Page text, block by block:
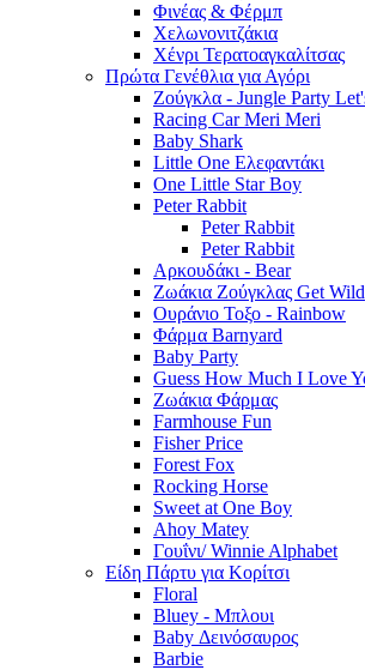
Φινέας & Φέρμπ
Χελωνονιτζάκια
Χένρι Τερατοαγκαλίτσας
Πρώτα Γενέθλια για Αγόρι
Ζούγκλα - Jungle Party
Racing Car Meri Meri
Baby Shark
Little One Ελεφαντάκι
One Little Star Boy
Peter Rabbit
Peter Rabbit
Peter Rabbit
Αρκουδάκι - Bear
Ζωάκια Ζούγκλας Get Wild
Ουράνιο Τοξο - Rainbow
Φάρμα Barnyard
Baby Party
Guess How Much I Love
Ζωάκια Φάρμας
Farmhouse Fun
Fisher Price
Forest Fox
Rocking Horse
Sweet at One Boy
Ahoy Matey
Γουΐνι/ Winnie Alphabet
Είδη Πάρτυ για Κορίτσι
Floral
Bluey - Μπλουι
Baby Δεινόσαυρος
Barbie